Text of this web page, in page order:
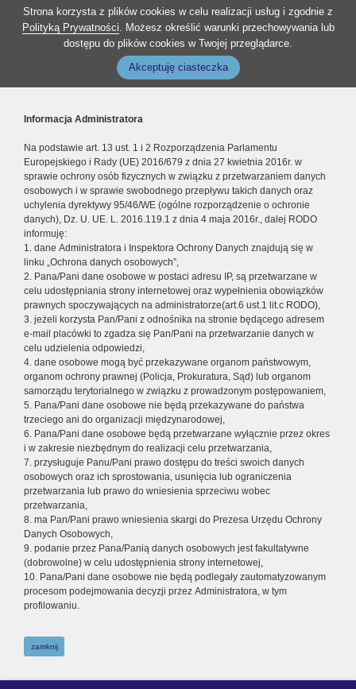
Strona korzysta z plików cookies w celu realizacji usług i zgodnie z
Polityką Prywatności. Możesz określić warunki przechowywania lub
dostępu do plików cookies w Twojej przeglądarce.
Akceptuję ciasteczka
Informacja Administratora
Na podstawie art. 13 ust. 1 i 2 Rozporządzenia Parlamentu
Europejskiego i Rady (UE) 2016/679 z dnia 27 kwietnia 2016r. w
sprawie ochrony osób fizycznych w związku z przetwarzaniem danych
osobowych i w sprawie swobodnego przepływu takich danych oraz
uchylenia dyrektywy 95/46/WE (ogólne rozporządzenie o ochronie
danych), Dz. U. UE. L. 2016.119.1 z dnia 4 maja 2016r., dalej RODO
informuję:
1. dane Administratora i Inspektora Ochrony Danych znajdują się w
linku „Ochrona danych osobowych”,
2. Pana/Pani dane osobowe w postaci adresu IP, są przetwarzane w
celu udostępniania strony internetowej oraz wypełnienia obowiązków
prawnych spoczywających na administratorze(art.6 ust.1 lit.c RODO),
3. jeżeli korzysta Pan/Pani z odnośnika na stronie będącego adresem
e-mail placówki to zgadza się Pan/Pani na przetwarzanie danych w
celu udzielenia odpowiedzi,
4. dane osobowe mogą być przekazywane organom państwowym,
organom ochrony prawnej (Policja, Prokuratura, Sąd) lub organom
samorządu terytorialnego w związku z prowadzonym postępowaniem,
5. Pana/Pani dane osobowe nie będą przekazywane do państwa
trzeciego ani do organizacji międzynarodowej,
6. Pana/Pani dane osobowe będą przetwarzane wyłącznie przez okres
i w zakresie niezbędnym do realizacji celu przetwarzania,
7. przysługuje Panu/Pani prawo dostępu do treści swoich danych
osobowych oraz ich sprostowania, usunięcia lub ograniczenia
przetwarzania lub prawo do wniesienia sprzeciwu wobec
przetwarzania,
8. ma Pan/Pani prawo wniesienia skargi do Prezesa Urzędu Ochrony
Danych Osobowych,
9. podanie przez Pana/Panią danych osobowych jest fakultatywne
(dobrowolne) w celu udostępnienia strony internetowej,
10. Pana/Pani dane osobowe nie będą podlegały zautomatyzowanym
procesom podejmowania decyzji przez Administratora, w tym
profilowaniu.
zamknij